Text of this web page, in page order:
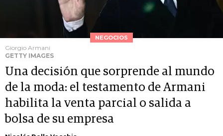
NEGOCIOS
Giorgio Armani
GETTY IMAGES
Una decisión que sorprende al mundo
de la moda: el testamento de Armani
habilita la venta parcial o salida a
bolsa de su empresa